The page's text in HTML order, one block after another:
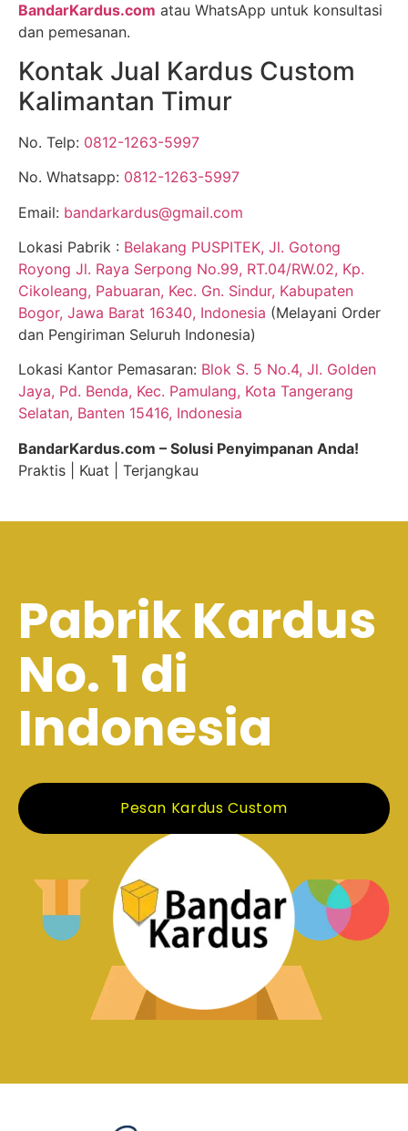
BandarKardus.com atau WhatsApp untuk konsultasi
dan pemesanan.
Kontak Jual Kardus Custom
Kalimantan Timur
No. Telp: 0812-1263-5997
No. Whatsapp: 0812-1263-5997
Email: bandarkardus@gmail.com
Lokasi Pabrik : Belakang PUSPITEK, Jl. Gotong
Royong Jl. Raya Serpong No.99, RT.04/RW.02, Kp.
Cikoleang, Pabuaran, Kec. Gn. Sindur, Kabupaten
Bogor, Jawa Barat 16340, Indonesia (Melayani Order
dan Pengiriman Seluruh Indonesia)
Lokasi Kantor Pemasaran: Blok S. 5 No.4, Jl. Golden
Jaya, Pd. Benda, Kec. Pamulang, Kota Tangerang
Selatan, Banten 15416, Indonesia
BandarKardus.com – Solusi Penyimpanan Anda!
Praktis | Kuat | Terjangkau
Pabrik Kardus
No. 1 di
Indonesia
Pesan Kardus Custom